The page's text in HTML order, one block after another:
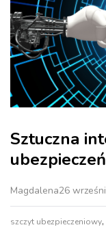
Sztuczna
ubezpieczeń
Magdalena26
szczyt ubezpieczeniowy,